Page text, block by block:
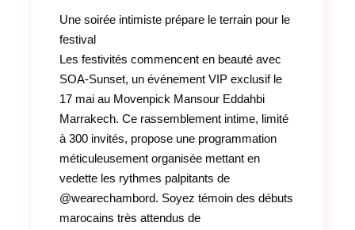
Une soirée intimiste prépare le terrain pour le
festival
Les festivités commencent en beauté avec
SOA-Sunset, un événement VIP exclusif le
17 mai au Movenpick Mansour Eddahbi
Marrakech. Ce rassemblement intime, limité
à 300 invités, propose une programmation
méticuleusement organisée mettant en
vedette les rythmes palpitants de
@wearechambord. Soyez témoin des débuts
marocains très attendus de